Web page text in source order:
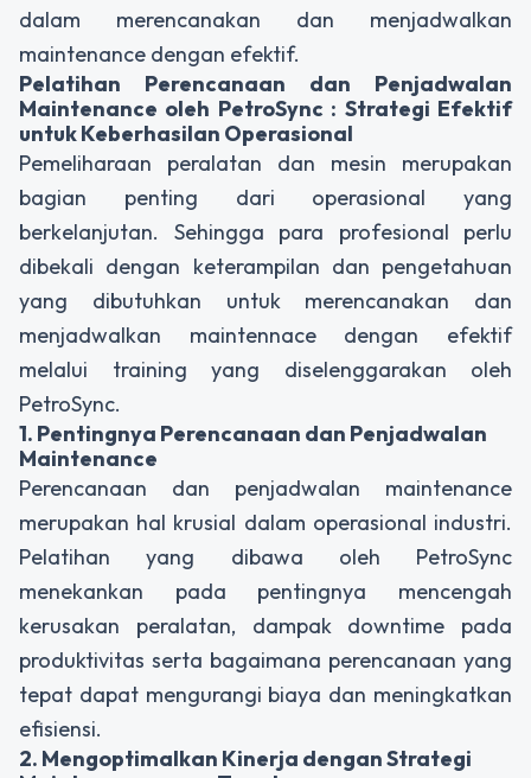
dalam merencanakan dan menjadwalkan
maintenance dengan efektif.
Pelatihan Perencanaan dan Penjadwalan
Maintenance oleh PetroSync : Strategi Efektif
untuk Keberhasilan Operasional
Pemeliharaan peralatan dan mesin merupakan
bagian penting dari operasional yang
berkelanjutan. Sehingga para profesional perlu
dibekali dengan keterampilan dan pengetahuan
yang dibutuhkan untuk merencanakan dan
menjadwalkan maintennace dengan efektif
melalui training yang diselenggarakan oleh
PetroSync.
1. Pentingnya Perencanaan dan Penjadwalan
Maintenance
Perencanaan dan penjadwalan maintenance
merupakan hal krusial dalam operasional industri.
Pelatihan yang dibawa oleh PetroSync
menekankan pada pentingnya mencengah
kerusakan peralatan, dampak downtime pada
produktivitas serta bagaimana perencanaan yang
tepat dapat mengurangi biaya dan meningkatkan
efisiensi.
2. Mengoptimalkan Kinerja dengan Strategi